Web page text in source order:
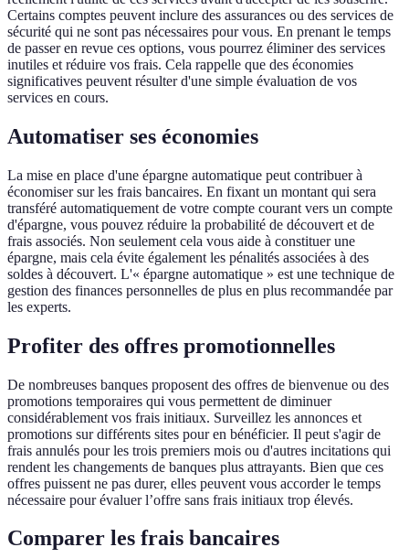
Certains comptes peuvent inclure des assurances ou des services de
sécurité qui ne sont pas nécessaires pour vous. En prenant le temps
de passer en revue ces options, vous pourrez éliminer des services
inutiles et réduire vos frais. Cela rappelle que des économies
significatives peuvent résulter d'une simple évaluation de vos
services en cours.
Automatiser ses économies
La mise en place d'une épargne automatique peut contribuer à
économiser sur les frais bancaires. En fixant un montant qui sera
transféré automatiquement de votre compte courant vers un compte
d'épargne, vous pouvez réduire la probabilité de découvert et de
frais associés. Non seulement cela vous aide à constituer une
épargne, mais cela évite également les pénalités associées à des
soldes à découvert. L'« épargne automatique » est une technique de
gestion des finances personnelles de plus en plus recommandée par
les experts.
Profiter des offres promotionnelles
De nombreuses banques proposent des offres de bienvenue ou des
promotions temporaires qui vous permettent de diminuer
considérablement vos frais initiaux. Surveillez les annonces et
promotions sur différents sites pour en bénéficier. Il peut s'agir de
frais annulés pour les trois premiers mois ou d'autres incitations qui
rendent les changements de banques plus attrayants. Bien que ces
offres puissent ne pas durer, elles peuvent vous accorder le temps
nécessaire pour évaluer l’offre sans frais initiaux trop élevés.
Comparer les frais bancaires